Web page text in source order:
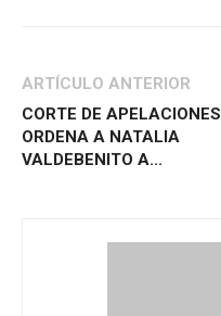
ARTÍCULO ANTERIOR
CORTE DE APELACIONES
ORDENA A NATALIA
VALDEBENITO A...